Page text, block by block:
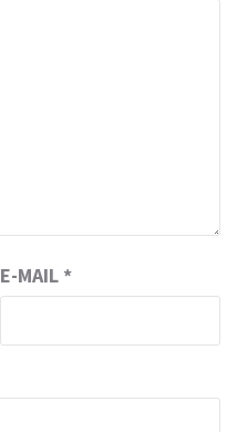
E-MAIL *